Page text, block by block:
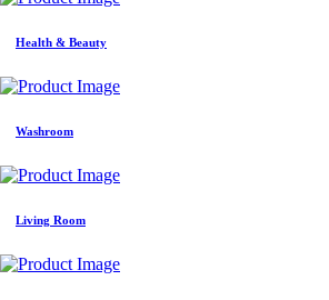
Health & Beauty
Washroom
Living Room